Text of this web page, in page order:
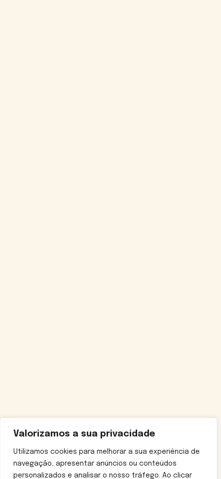
Valorizamos a sua privacidade
Utilizamos cookies para melhorar a sua experiência de
navegação, apresentar anúncios ou conteúdos
personalizados e analisar o nosso tráfego. Ao clicar